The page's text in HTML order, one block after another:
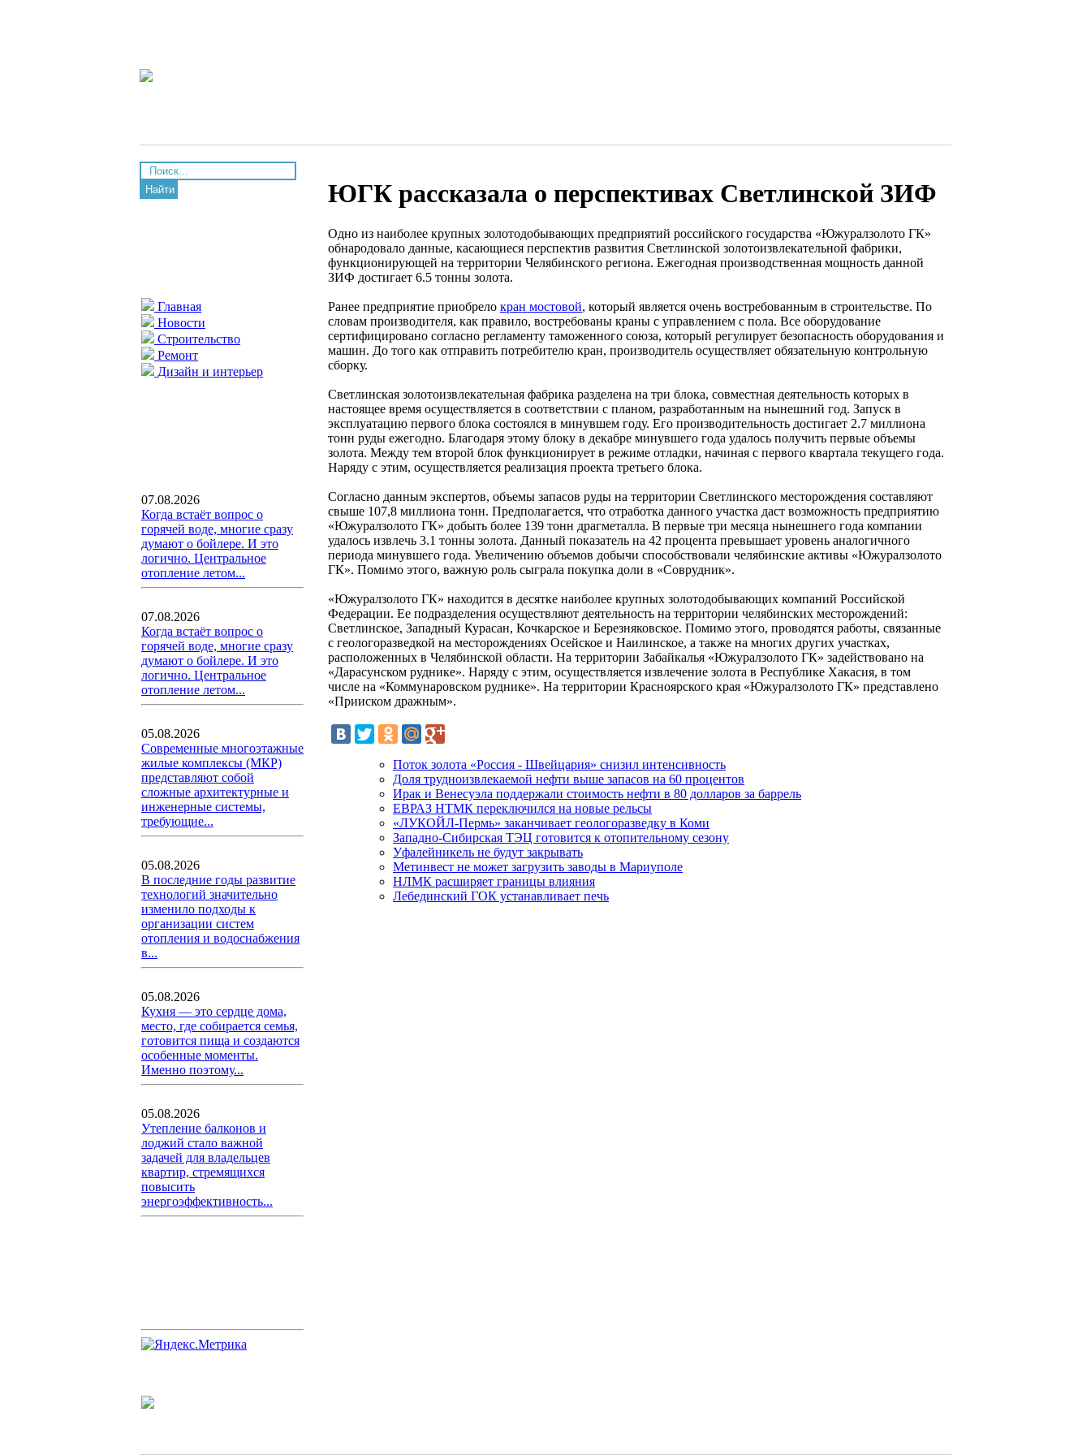
Найти
Главная
Новости
Строительство
Ремонт
Дизайн и интерьер
07.08.2026
Когда встаёт вопрос о
горячей воде, многие сразу
думают о бойлере. И это
логично. Центральное
отопление летом...
07.08.2026
Когда встаёт вопрос о
горячей воде, многие сразу
думают о бойлере. И это
логично. Центральное
отопление летом...
05.08.2026
Современные многоэтажные
жилые комплексы (МКР)
представляют собой
сложные архитектурные и
инженерные системы,
требующие...
05.08.2026
В последние годы развитие
технологий значительно
изменило подходы к
организации систем
отопления и водоснабжения
в...
05.08.2026
Кухня — это сердце дома,
место, где собирается семья,
готовится пища и создаются
особенные моменты.
Именно поэтому...
05.08.2026
Утепление балконов и
лоджий стало важной
задачей для владельцев
квартир, стремящихся
повысить
энергоэффективность...
ЮГК рассказала о перспективах Светлинской ЗИФ
Одно из наиболее крупных золотодобывающих предприятий российского государства «Южуралзолото ГК»
обнародовало данные, касающиеся перспектив развития Светлинской золотоизвлекательной фабрики,
функционирующей на территории Челябинского региона. Ежегодная производственная мощность данной
ЗИФ достигает 6.5 тонны золота.
Ранее предприятие приобрело кран мостовой, который является очень востребованным в строительстве. По
словам производителя, как правило, востребованы краны с управлением с пола. Все оборудование
сертифицировано согласно регламенту таможенного союза, который регулирует безопасность оборудования и
машин. До того как отправить потребителю кран, производитель осуществляет обязательную контрольную
сборку.
Светлинская золотоизвлекательная фабрика разделена на три блока, совместная деятельность которых в
настоящее время осуществляется в соответствии с планом, разработанным на нынешний год. Запуск в
эксплуатацию первого блока состоялся в минувшем году. Его производительность достигает 2.7 миллиона
тонн руды ежегодно. Благодаря этому блоку в декабре минувшего года удалось получить первые объемы
золота. Между тем второй блок функционирует в режиме отладки, начиная с первого квартала текущего года.
Наряду с этим, осуществляется реализация проекта третьего блока.
Согласно данным экспертов, объемы запасов руды на территории Светлинского месторождения составляют
свыше 107,8 миллиона тонн. Предполагается, что отработка данного участка даст возможность предприятию
«Южуралзолото ГК» добыть более 139 тонн драгметалла. В первые три месяца нынешнего года компании
удалось извлечь 3.1 тонны золота. Данный показатель на 42 процента превышает уровень аналогичного
периода минувшего года. Увеличению объемов добычи способствовали челябинские активы «Южуралзолото
ГК». Помимо этого, важную роль сыграла покупка доли в «Соврудник».
«Южуралзолото ГК» находится в десятке наиболее крупных золотодобывающих компаний Российской
Федерации. Ее подразделения осуществляют деятельность на территории челябинских месторождений:
Светлинское, Западный Курасан, Кочкарское и Березняковское. Помимо этого, проводятся работы, связанные
с геологоразведкой на месторождениях Осейское и Наилинское, а также на многих других участках,
расположенных в Челябинской области. На территории Забайкалья «Южуралзолото ГК» задействовано на
«Дарасунском руднике». Наряду с этим, осуществляется извлечение золота в Республике Хакасия, в том
числе на «Коммунаровском руднике». На территории Красноярского края «Южуралзолото ГК» представлено
«Прииском дражным».
Поток золота «Россия - Швейцария» снизил интенсивность
Доля трудноизвлекаемой нефти выше запасов на 60 процентов
Ирак и Венесуэла поддержали стоимость нефти в 80 долларов за баррель
ЕВРАЗ НТМК переключился на новые рельсы
«ЛУКОЙЛ-Пермь» заканчивает геологоразведку в Коми
Западно-Сибирская ТЭЦ готовится к отопительному сезону
Уфалейникель не будут закрывать
Метинвест не может загрузить заводы в Мариуполе
НЛМК расширяет границы влияния
Лебединский ГОК устанавливает печь